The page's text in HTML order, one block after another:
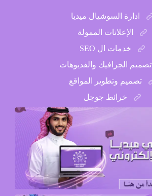
ادارة السوشيال ميديا
الإعلانات الممولة
خدمات ال SEO
تصميم الجرافيك والفديوهات
تصميم وتطوير المواقع
خرائط جوجل